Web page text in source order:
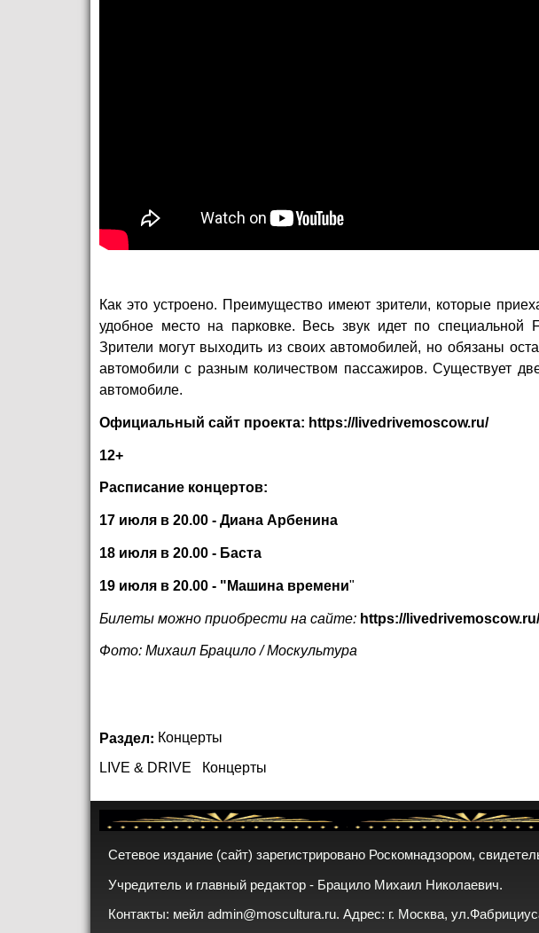
Как это устроено. Преимущество имеют зрители, которые
удобное место на парковке. Весь звук идет по специальной
Зрители могут выходить из своих автомобилей, но обязаны
автомобили с разным количеством пассажиров. Существует
автомобиле.
Официальный сайт проекта: https://livedrivemoscow.ru/
12+
Расписание концертов:
17 июля в 20.00 - Диана Арбенина
18 июля в 20.00 - Баста
19 июля в 20.00 - "Машина времени"
Билеты можно приобрести на сайте: https://livedrivemoscow.ru/
Фото: Михаил Брацило / Москультура
Раздел: Концерты
LIVE & DRIVE
Концерты
Сетевое издание (сайт) зарегистрировано Роскомнадзором,
Учредитель и главный редактор - Брацило Михаил Николаевич.
Контакты: мейл admin@moscultura.ru. Адрес: г. Москва,